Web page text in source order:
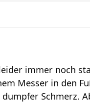
immer noch
Messer in den
Schmerz.